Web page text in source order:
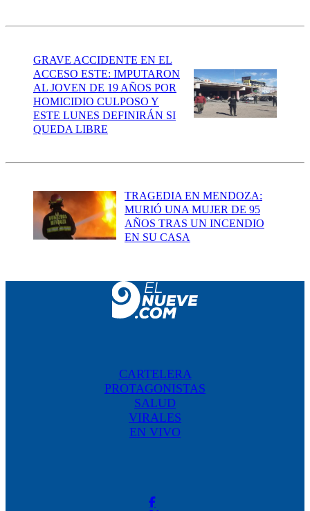
GRAVE ACCIDENTE EN EL
ACCESO ESTE: IMPUTARON
AL JOVEN DE 19 AÑOS POR
HOMICIDIO CULPOSO Y
ESTE LUNES DEFINIRÁN SI
QUEDA LIBRE
TRAGEDIA EN MENDOZA:
MURIÓ UNA MUJER DE 95
AÑOS TRAS UN INCENDIO
EN SU CASA
CARTELERA
PROTAGONISTAS
SALUD
VIRALES
EN VIVO